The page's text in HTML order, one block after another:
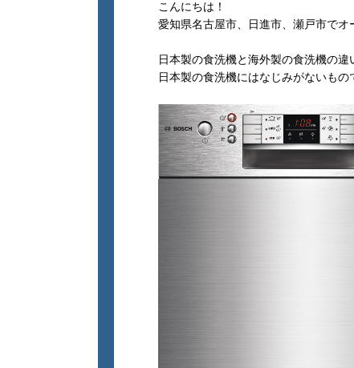
こんにちは！
愛知県名古屋市、日進市、瀬戸市で
日本製の食洗機と海外製の食洗機の
日本製の食洗機にはなじみがないも